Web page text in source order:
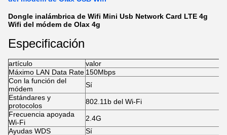
Dongle inalámbrica de Wifi Mini Usb Network Card LTE 4g
Wifi del módem de Olax 4g
Especificación
artículo
valor
Máximo LAN Data Rate 150Mbps
Con la función del
módem
Sí
Estándares y
protocolos
802.11b del Wi-Fi
Frecuencia apoyada
Wi-Fi
2.4G
Ayudas WDS
Sí